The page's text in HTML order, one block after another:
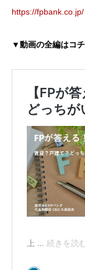
https://fpbank.co.jp/
▼動画の全編はコチ